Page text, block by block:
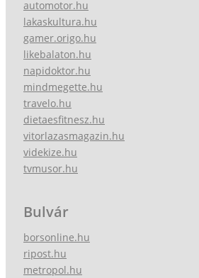
automotor.hu
lakaskultura.hu
gamer.origo.hu
likebalaton.hu
napidoktor.hu
mindmegette.hu
travelo.hu
dietaesfitnesz.hu
vitorlazasmagazin.hu
videkize.hu
tvmusor.hu
Bulvár
borsonline.hu
ripost.hu
metropol.hu